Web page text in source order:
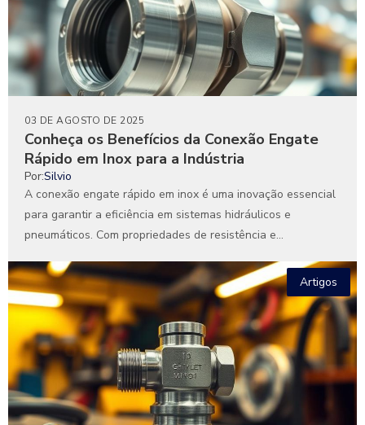
Conheça os Benefícios da Conexão Engate
Rápido em Inox para a Indústria
03 DE AGOSTO DE 2025
Por:Silvio
A conexão engate rápido em inox é uma inovação essencial
para garantir a eficiência em sistemas hidráulicos e
pneumáticos. Com propriedades de resistência e
Artigos